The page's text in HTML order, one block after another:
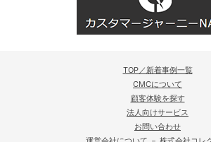
TOP／新着事例一覧
CMCについて
顧客体験を探す
法人向けサービス
お問い合わせ